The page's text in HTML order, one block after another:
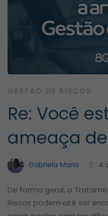
GESTÃO DE RISCOS
Re: Você
ameaça
Gabriela Maria 4
De forma geral, o
Riscos podem até ser